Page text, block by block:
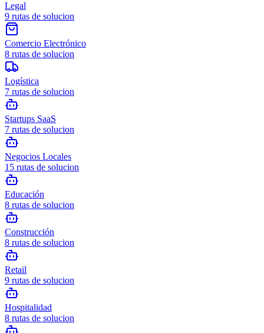
Legal
9 rutas de solucion
Comercio Electrónico
8 rutas de solucion
Logística
7 rutas de solucion
Startups SaaS
7 rutas de solucion
Negocios Locales
15 rutas de solucion
Educación
8 rutas de solucion
Construcción
8 rutas de solucion
Retail
9 rutas de solucion
Hospitalidad
8 rutas de solucion